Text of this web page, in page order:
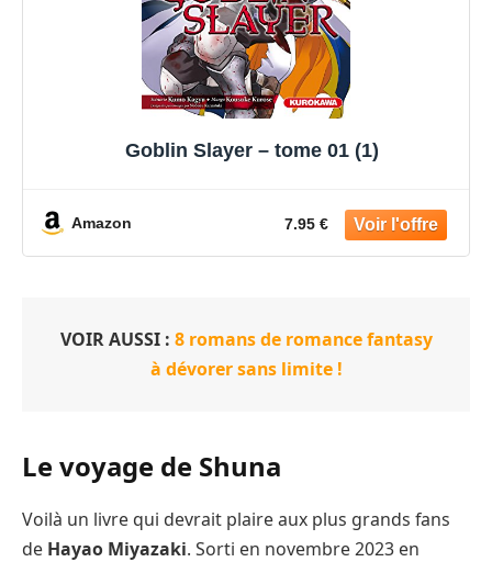
Goblin Slayer – tome 01 (1)
Amazon 7.95 €
VOIR AUSSI : 8 romans de romance fantasy
à dévorer sans limite !
Le voyage de Shuna
Voilà un livre qui devrait plaire aux plus grands fans
de Hayao Miyazaki. Sorti en novembre 2023 en